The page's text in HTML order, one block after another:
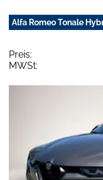
Alfa Romeo Tonale
Preis:
MWSt: